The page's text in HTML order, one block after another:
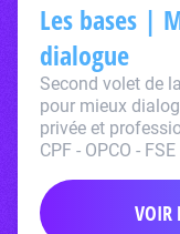
Les bases |
dialogue
Second volet de
pour mieux
privée et
CPF - OPCO - FSE
VOIR